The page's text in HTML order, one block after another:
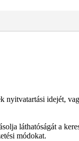
nyitvatartási idejét,
láthatóságát a
módokat.